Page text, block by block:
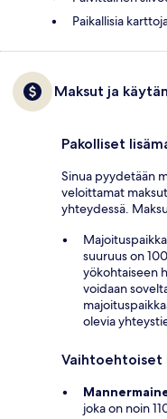
Paikallisia
Maksut ja
Pakolliset
Sinua pyydetään
veloittamat
yhteydessä.
suuruus on
yökohtaiseen
voidaan
olevia
Vaihtoehtoiset
joka on noin